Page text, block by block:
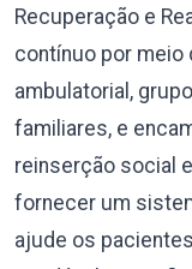
Recuperação e
contínuo por meio
ambulatorial,
familiares, e
reinserção social
fornecer um
ajude os